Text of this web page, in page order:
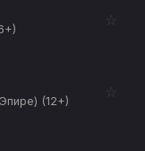
☆
(12+)
☆